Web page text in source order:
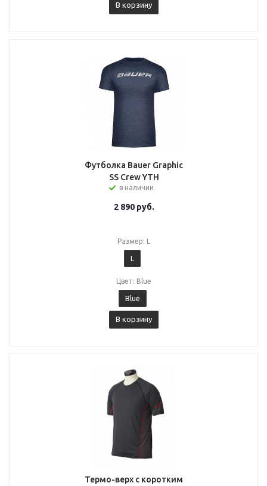
В корзину
Футболка Bauer Graphic
SS Crew YTH
в наличии
2 890руб.
Размер: L
L
Цвет: Blue
Blue
В корзину
Термо-верх с коротким